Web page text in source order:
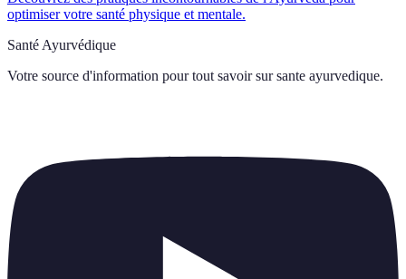
optimiser votre santé physique et mentale.
Santé Ayurvédique
Votre source d'information pour tout savoir sur sante ayurvedique.